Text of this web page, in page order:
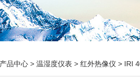
产品中心 > 温湿度仪表 > 红外热像仪 > IRI